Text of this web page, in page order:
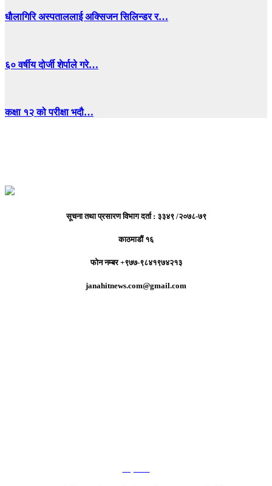
धाैलागिरि अस्पताललाई अक्सिजन सिलिन्डर र…
६० वर्षीय दोर्जी शेर्पाले गरे…
कक्षा १२ को परीक्षा भदौ…
सूचना तथा प्रसारण विभाग दर्ता : ३३४९ /२०७८-७९
काठमाडौं १६
फोन नम्बर +९७७-९८४१९७४२१३
janahitnews.com@gmail.com